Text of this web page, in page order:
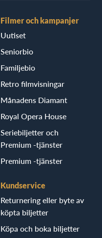
Filmer och kampanjer
Uutiset
Seniorbio
Familjebio
Retro filmvisningar
Månadens Diamant
Royal Opera House
Seriebiljetter och
Premium -tjänster
Premium -tjänster
Kundservice
Returnering eller byte av
köpta biljetter
Köpa och boka biljetter